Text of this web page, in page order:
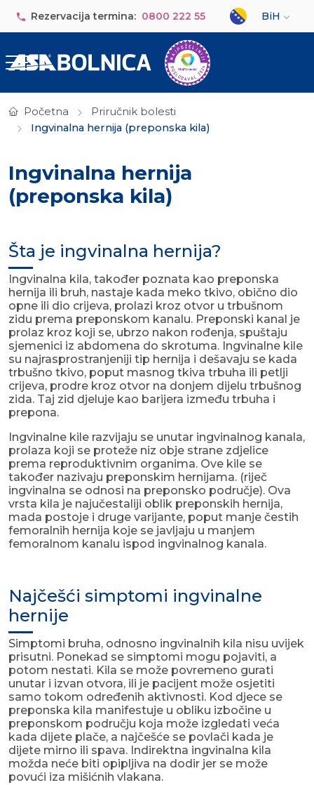
Rezervacija termina: 0800 222 55
Select your
BiH
Početna
Priručnik bolesti
Ingvinalna hernija (preponska kila)
Ingvinalna hernija
(preponska kila)
Šta je ingvinalna hernija?
Ingvinalna kila, također poznata kao preponska
hernija ili bruh, nastaje kada meko tkivo, obično dio
opne ili dio crijeva, prolazi kroz otvor u trbušnom
zidu prema preponskom kanalu. Preponski kanal je
prolaz kroz koji se, ubrzo nakon rođenja, spuštaju
sjemenici iz abdomena do skrotuma. Ingvinalne kile
su najrasprostranjeniji tip hernija i dešavaju se kada
trbušno tkivo, poput masnog tkiva trbuha ili petlji
crijeva, prodre kroz otvor na donjem dijelu trbušnog
zida. Taj zid djeluje kao barijera između trbuha i
prepona.
Ingvinalne kile razvijaju se unutar ingvinalnog kanala,
prolaza koji se proteže niz obje strane zdjelice
prema reproduktivnim organima. Ove kile se
također nazivaju preponskim hernijama. (riječ
ingvinalna se odnosi na preponsko područje). Ova
vrsta kila je najučestaliji oblik preponskih hernija,
mada postoje i druge varijante, poput manje čestih
femoralnih hernija koje se javljaju u manjem
femoralnom kanalu ispod ingvinalnog kanala.
Najčešći simptomi ingvinalne
hernije
Simptomi bruha, odnosno ingvinalnih kila nisu uvijek
prisutni. Ponekad se simptomi mogu pojaviti, a
potom nestati. Kila se može povremeno gurati
unutar i izvan otvora, ili je pacijent može osjetiti
samo tokom određenih aktivnosti. Kod djece se
preponska kila manifestuje u obliku izbočine u
preponskom području koja može izgledati veća
kada dijete plače, a najčešće se povlači kada je
dijete mirno ili spava. Indirektna ingvinalna kila
možda neće biti opipljiva na dodir jer se može
povući iza mišićnih vlakana.